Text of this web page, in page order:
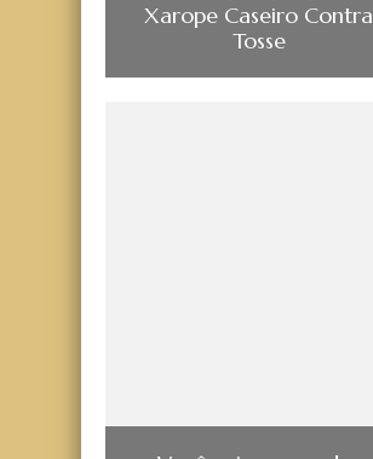
Xarope Caseiro Contra
Tosse